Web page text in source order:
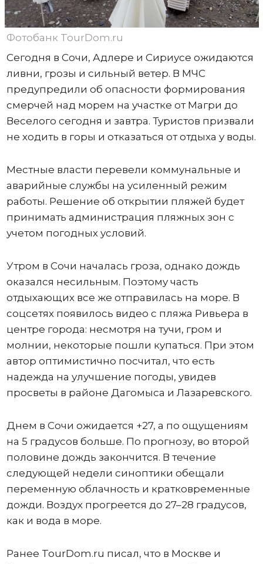
Фотобанк TourDom.ru
Сегодня в Сочи, Адлере и Сириусе ожидаются
ливни, грозы и сильный ветер. В МЧС
предупредили об опасности формирования
смерчей над морем на участке от Магри до
Веселого сегодня и завтра. Туристов призвали
не ходить в горы и отказаться от отдыха у воды.
Местные власти перевели коммунальные и
аварийные службы на усиленный режим
работы. Решение об открытии пляжей будет
принимать администрация пляжных зон с
учетом погодных условий.
Утром в Сочи началась гроза, однако дождь
оказался несильным. Поэтому часть
отдыхающих все же отправилась на море. В
соцсетях появилось видео с пляжа Ривьера в
центре города: несмотря на тучи, гром и
молнии, некоторые пошли купаться. При этом
автор оптимистично посчитал, что есть
надежда на улучшение погоды, увидев
просветы в районе Дагомыса и Лазаревского.
Днем в Сочи ожидается +27, а по ощущениям
на 5 градусов больше. По прогнозу, во второй
половине дождь закончится. В течение
следующей недели синоптики обещали
переменную облачность и кратковременные
дожди. Воздух прогреется до 27–28 градусов,
как и вода в море.
Ранее TourDom.ru писал, что в Москве и